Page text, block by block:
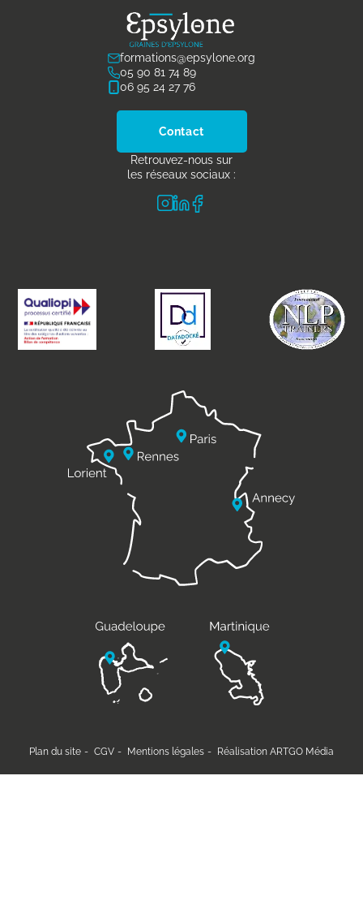
formations@epsylone.org
05 90 81 74 89
06 95 24 27 76
Contact
Retrouvez-nous sur
les réseaux sociaux :
Plan du site CGV Mentions légales Réalisation ARTGO Média